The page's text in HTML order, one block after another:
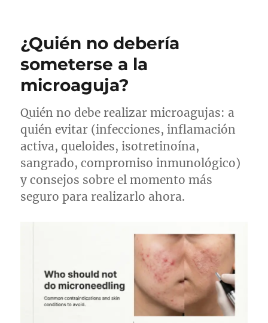
¿Quién no debería
someterse a la
microaguja?
Quién no debe realizar microagujas: a
quién evitar (infecciones, inflamación
activa, queloides, isotretinoína,
sangrado, compromiso inmunológico)
y consejos sobre el momento más
seguro para realizarlo ahora.